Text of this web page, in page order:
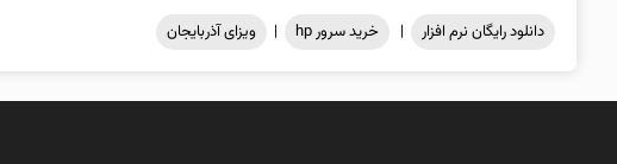
دانلود رایگان نرم افزار | خرید سرور hp | ویزای آذربایجان